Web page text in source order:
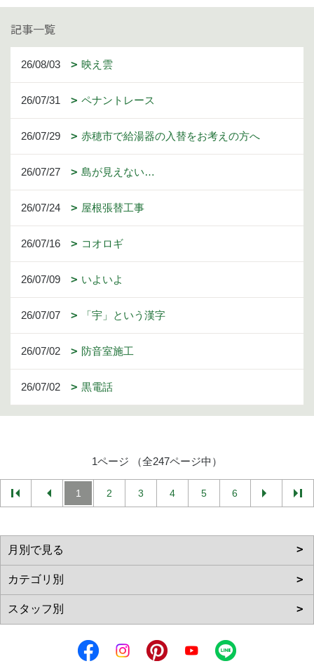
記事一覧
26/08/03 映え雲
26/07/31 ペナントレース
26/07/29 赤穂市で給湯器の入替をお考えの方へ
26/07/27 島が見えない…
26/07/24 屋根張替工事
26/07/16 コオロギ
26/07/09 いよいよ
26/07/07 「宇」という漢字
26/07/02 防音室施工
26/07/02 黒電話
1ページ （全247ページ中）
1 2 3 4 5 6